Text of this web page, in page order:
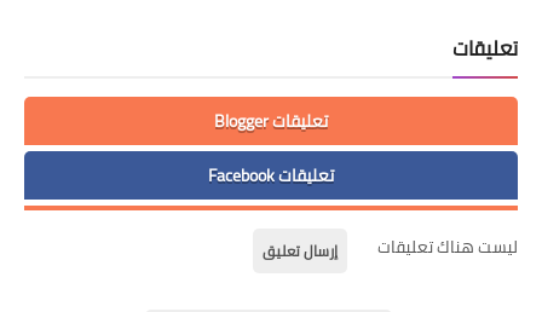
تعليقات
تعليقات Blogger
تعليقات Facebook
ليست هناك تعليقات إرسال تعليق